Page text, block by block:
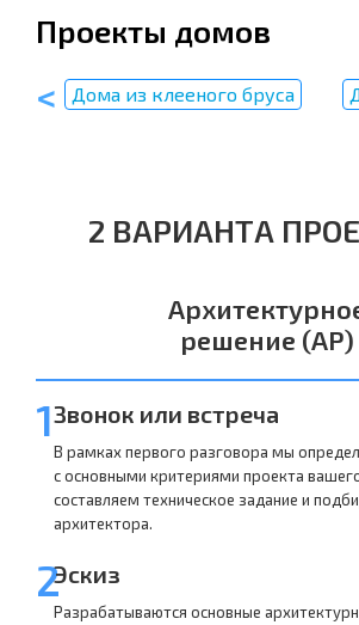
Проекты домов
Дома из клееного бруса
2 ВАРИАНТА
решение (АР)
1Звонок или встреча
В рамках первого разговора мы
с основными критериями проекта
составляем техническое задание и
архитектора.
2Эскиз
Разрабатываются основные